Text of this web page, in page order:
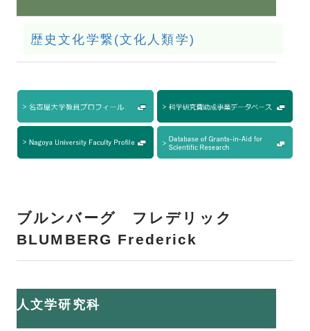
歴史文化学繋(文化人類学)
ブルンバーグ フレデリック
BLUMBERG Frederick
人文学研究科